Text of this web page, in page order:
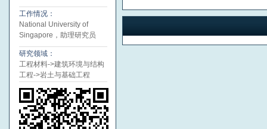
工作情况：
National University of
Singapore，助理研究员
研究领域：
工程材料->建筑环境与结构
工程->岩土与基础工程